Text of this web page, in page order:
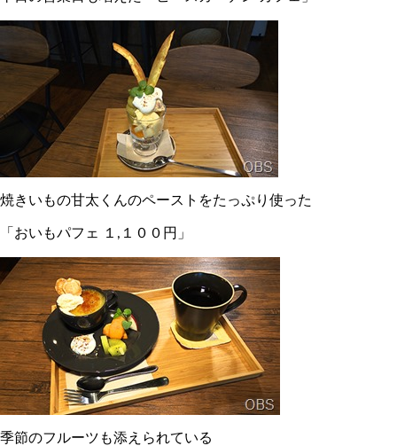
焼きいもの甘太くんのペーストをたっぷり使った
「おいもパフェ １,１００円」
季節のフルーツも添えられている